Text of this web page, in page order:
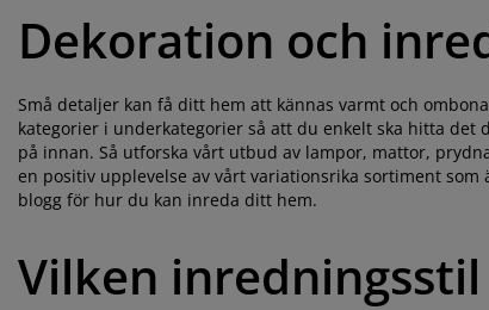
Dekoration och
Små detaljer kan få ditt hem att kännas varmt och
kategorier i underkategorier så att du enkelt ska hitta
på innan. Så utforska vårt utbud av lampor, mattor,
en positiv upplevelse av vårt variationsrika sortiment
blogg för hur du kan inreda ditt hem.
Vilken